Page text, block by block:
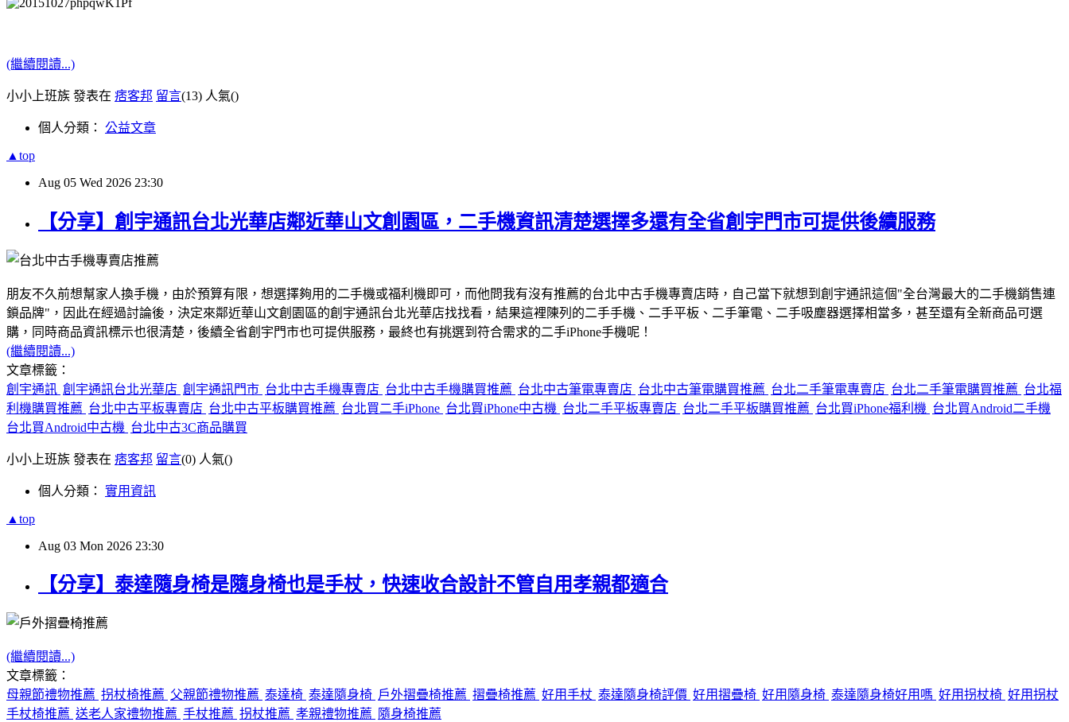
(繼續閱讀...)
小小上班族 發表在 痞客邦 留言(13) 人氣()
個人分類： 公益文章
▲top
Aug 05 Wed 2026 23:30
【分享】創宇通訊台北光華店鄰近華山文創園區，二手機資訊清楚選擇多還有全省創宇門市可提供後續服務
朋友不久前想幫家人換手機，由於預算有限，想選擇夠用的二手機或福利機即可，而他問我有沒有推薦的台北中古手機專賣店時，自己當下就想到創宇通訊這個"全台灣最大的二手機銷售連
鎖品牌"，因此在經過討論後，決定來鄰近華山文創園區的創宇通訊台北光華店找找看，結果這裡陳列的二手手機、二手平板、二手筆電、二手吸塵器選擇相當多，甚至還有全新商品可選
購，同時商品資訊標示也很清楚，後續全省創宇門市也可提供服務，最終也有挑選到符合需求的二手iPhone手機呢！
(繼續閱讀...)
文章標籤：
創宇通訊 創宇通訊台北光華店 創宇通訊門市 台北中古手機專賣店 台北中古手機購買推薦 台北中古筆電專賣店 台北中古筆電購買推薦 台北二手筆電專賣店 台北二手筆電購買推薦 台北福
利機購買推薦 台北中古平板專賣店 台北中古平板購買推薦 台北買二手iPhone 台北買iPhone中古機 台北二手平板專賣店 台北二手平板購買推薦 台北買iPhone福利機 台北買Android二手機
台北買Android中古機 台北中古3C商品購買
小小上班族 發表在 痞客邦 留言(0) 人氣()
個人分類： 實用資訊
▲top
Aug 03 Mon 2026 23:30
【分享】泰達隨身椅是隨身椅也是手杖，快速收合設計不管自用孝親都適合
(繼續閱讀...)
文章標籤：
母親節禮物推薦 拐杖椅推薦 父親節禮物推薦 泰達椅 泰達隨身椅 戶外摺疊椅推薦 摺疊椅推薦 好用手杖 泰達隨身椅評價 好用摺疊椅 好用隨身椅 泰達隨身椅好用嗎 好用拐杖椅 好用拐杖
手杖椅推薦 送老人家禮物推薦 手杖推薦 拐杖推薦 孝親禮物推薦 隨身椅推薦